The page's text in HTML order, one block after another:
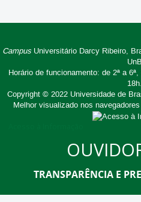
CampusUniversitário Darcy Ribeiro,
UnB
Horário de funcionamento: de 2ª a
18h.
Copyright © 2022 Universidade de
Melhor visualizado nos
TRANSPARÊNCIA E